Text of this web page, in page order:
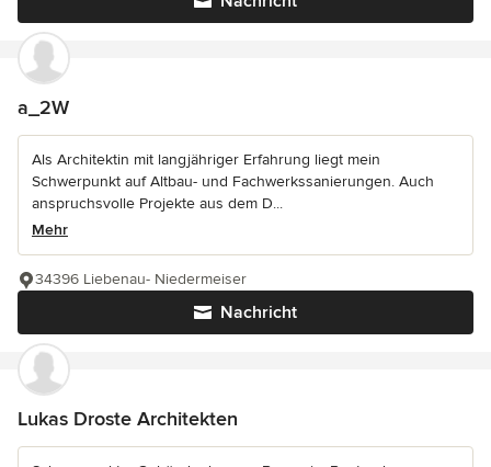
a_2W
Als Architektin mit langjähriger Erfahrung liegt mein
Schwerpunkt auf Altbau- und Fachwerkssanierungen. Auch
anspruchsvolle Projekte aus dem D...
Mehr
Nachricht
34396 Liebenau- Niedermeiser
Lukas Droste Architekten